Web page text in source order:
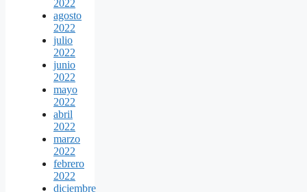
2022
agosto
2022
julio
2022
junio
2022
mayo
2022
abril
2022
marzo
2022
febrero
2022
diciembre